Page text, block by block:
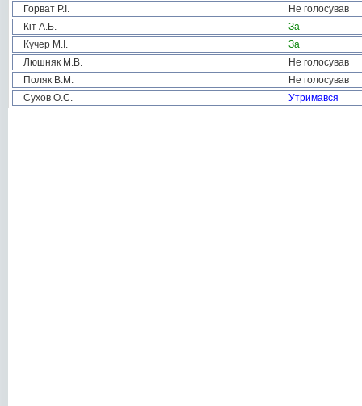
Горват Р.І.
Не голосував
Кіт А.Б.
За
Кучер М.І.
За
Люшняк М.В.
Не голосував
Поляк В.М.
Не голосував
Сухов О.С.
Утримався